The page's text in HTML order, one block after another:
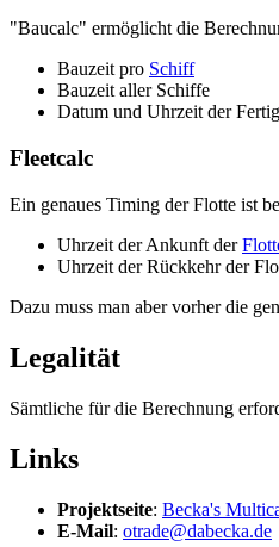
"Baucalc" ermöglicht die
Bauzeit pro Schiff
Bauzeit aller Schiffe
Datum und Uhrzeit der
Fleetcalc
Ein genaues Timing der Flotte ist
Uhrzeit der Ankunft der
Uhrzeit der Rückkehr der
Dazu muss man aber vorher die
Legalität
Sämtliche für die Berechnung
Links
Projektseite: Becka's
E-Mail: otrade@dabecka.de